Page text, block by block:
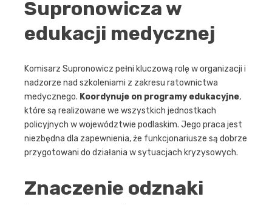
Supronowicza w
edukacji medycznej
Komisarz Supronowicz pełni kluczową rolę w organizacji i
nadzorze nad szkoleniami z zakresu ratownictwa
medycznego. Koordynuje on programy edukacyjne,
które są realizowane we wszystkich jednostkach
policyjnych w województwie podlaskim. Jego praca jest
niezbędna dla zapewnienia, że funkcjonariusze są dobrze
przygotowani do działania w sytuacjach kryzysowych.
Znaczenie odznaki